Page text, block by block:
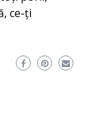
ce-ți